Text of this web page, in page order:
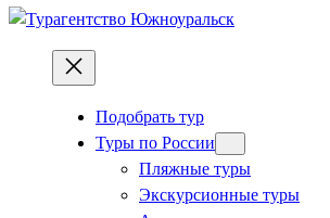
Подобрать тур
Туры по России
Пляжные туры
Экскурсионные туры